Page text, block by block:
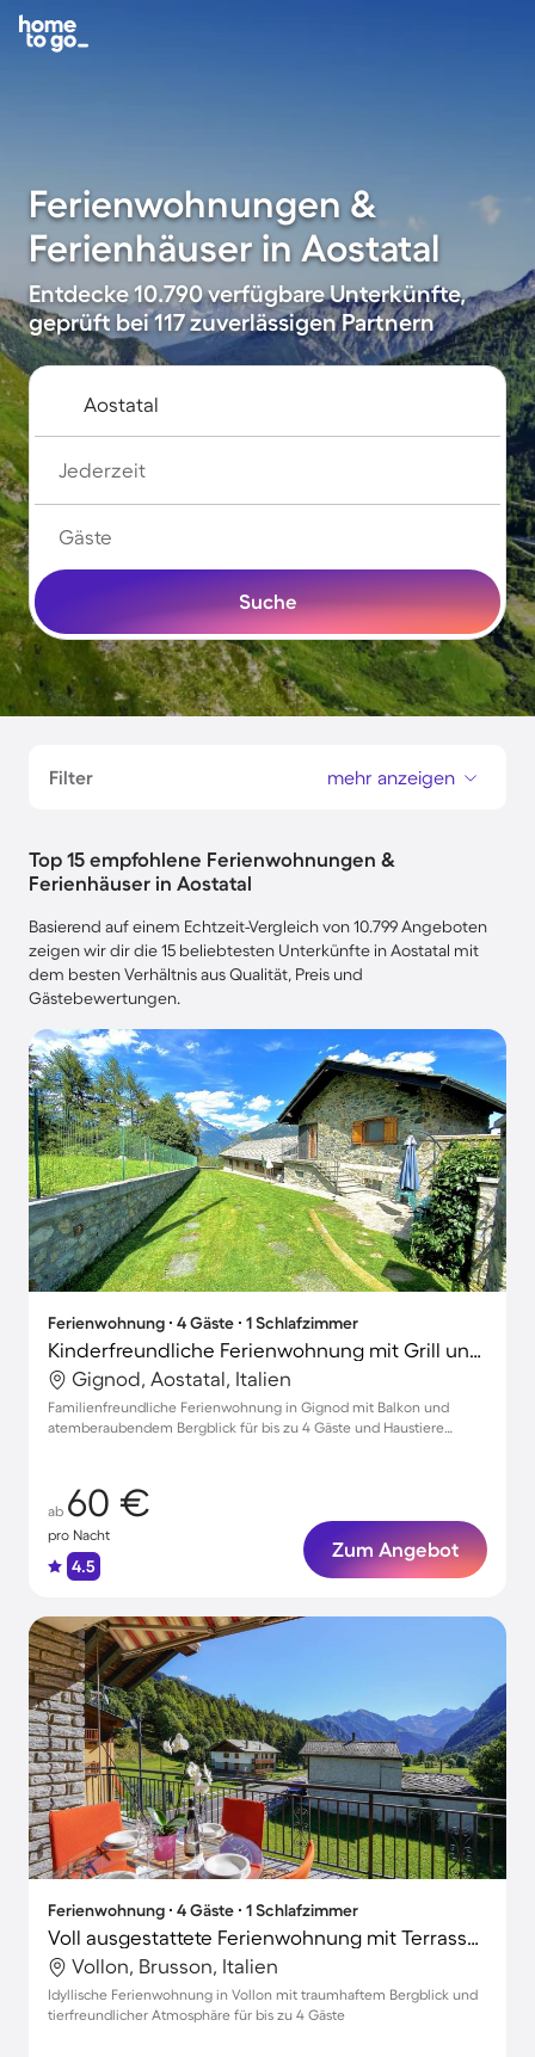
Ferienwohnungen &
Ferienhäuser in Aostatal
Entdecke 10.790 verfügbare Unterkünfte,
geprüft bei 117 zuverlässigen Partnern
Jederzeit
Gäste
Suche
Filter mehr anzeigen
Top 15 empfohlene Ferienwohnungen &
Ferienhäuser in Aostatal
Basierend auf einem Echtzeit-Vergleich von 10.799 Angeboten
zeigen wir dir die 15 beliebtesten Unterkünfte in Aostatal mit
dem besten Verhältnis aus Qualität, Preis und
Gästebewertungen.
Ferienwohnung ∙ 4 Gäste ∙ 1 Schlafzimmer
Kinderfreundliche Ferienwohnung mit Grill und Garten | Stadtblick | Haustiere erlaubt
Gignod, Aostatal, Italien
Familienfreundliche Ferienwohnung in Gignod mit Balkon und
atemberaubendem Bergblick für bis zu 4 Gäste und Haustiere
ab 60 €
pro Nacht
4.5
Zum Angebot
Ferienwohnung ∙ 4 Gäste ∙ 1 Schlafzimmer
Voll ausgestattete Ferienwohnung mit Terrasse | Bergblick | Hunde erlaubt
Vollon, Brusson, Italien
Idyllische Ferienwohnung in Vollon mit traumhaftem Bergblick und
tierfreundlicher Atmosphäre für bis zu 4 Gäste